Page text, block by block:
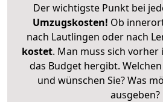
Der wichtigste Punkt bei
Umzugskosten! Ob
nach Lautlingen oder nach
kostet. Man muss sich vorher
das Budget hergibt.
und wünschen Sie? Was
ausgeben?